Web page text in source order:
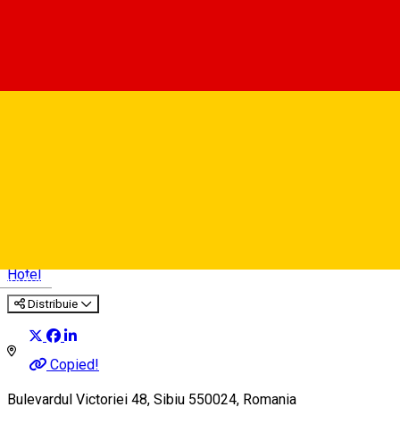
Deutsch
Hotel
Distribuie
Copied!
Bulevardul Victoriei 48, Sibiu 550024, Romania